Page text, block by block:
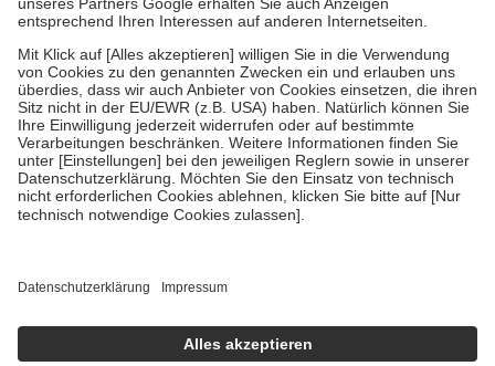
Um das Engagement der Versicherten für ihre eigene Gesundheit zu
stärken und die besondere Stellung der Familie zu unterstützen,
fallenkeine Zuzahlungenan bei:
• Kindern und Jugendlichen bis zum vollendeten 18. Lebensjahr
mit Ausnahme der Fahrkosten
• Untersuchungen zur Vorsorge und Früherkennung, die von der
GKV getragen werden
• empfohlenen Schutzimpfungen
• Harn- und Blutteststreifen
getroffen, um sicherzustellen, dass es sich um echte Bewertungen
https://help.etrusted.com/hc/de/articles/4419944605341